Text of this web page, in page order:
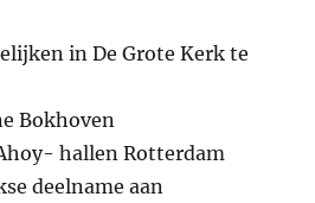
in De Grote Kerk te
Bokhoven
hallen Rotterdam
deelname aan